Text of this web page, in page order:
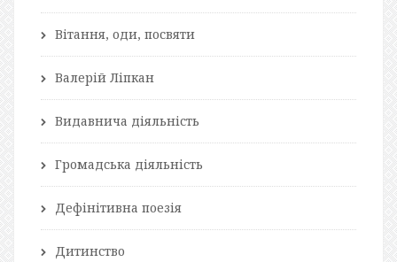
Вітання, оди, посвяти
Валерій Ліпкан
Видавнича діяльність
Громадська діяльність
Дефінітивна поезія
Дитинство